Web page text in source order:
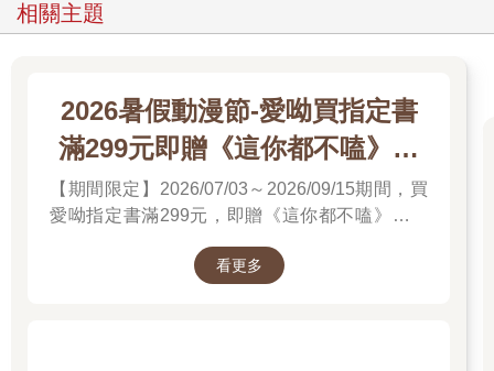
相關主題
2026暑假動漫節-愛呦買指定書
滿299元即贈《這你都不嗑》文
件夾
【期間限定】2026/07/03～2026/09/15期間，買
愛呦指定書滿299元，即贈《這你都不嗑》文件
夾！單筆訂單不累贈，數量有限，送完為止！
看更多